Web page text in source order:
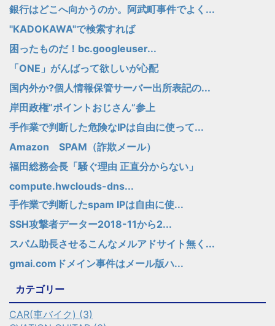
銀行はどこへ向かうのか。阿武町事件でよく...
"KADOKAWA"で検索すれば
困ったものだ！bc.googleuser...
「ONE」がんばって欲しいが心配
国内外か?個人情報保管サーバー出所表記の...
岸田政権”ポイントおじさん”参上
手作業で判断した危険なIPは自由に使って...
Amazon SPAM（詐欺メール）
福田総務会長「騒ぐ理由 正直分からない」
compute.hwclouds-dns...
手作業で判断したspam IPは自由に使...
SSH攻撃者データー2018-11から2...
スパム助長させるこんなメルアドサイト無く...
gmai.comドメイン事件はメール版ハ...
カテゴリー
CAR(車バイク) (3)